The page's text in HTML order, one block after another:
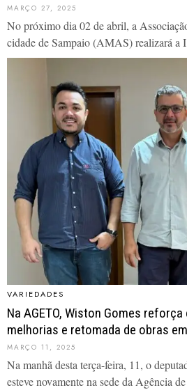
MARÇO 27, 2025
No próximo dia 02 de abril, a
cidade de Sampaio (AMAS) realizará a
VARIEDADES
Na AGETO, Wiston Gomes
melhorias e retomada de obras
MARÇO 11, 2025
Na manhã desta terça-feira, 11, o
esteve novamente na sede da Agência